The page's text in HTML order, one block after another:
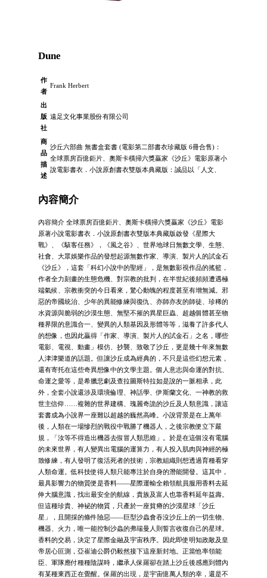
Dune
作
者
Frank Herbert
出
版
社
遠足文化事業股份有限公司
商
品
描
述
沙丘六部曲 無書盒套書 (電影第二部書衣珍藏版 6冊合售)：
全球票房百億鉅片、奧斯卡橫掃六獎贏家《沙丘》電影原著小
說電影書衣．小說原創書衣雙版本典藏版：誠品以「人文、
內容簡介
內容簡介 全球票房百億鉅片、奧斯卡橫掃六獎贏家《沙丘》電影
原著小說電影書衣．小說原創書衣雙版本典藏版啟發《星際大
戰》、《駭客任務》，《風之谷》、世界地球日無數文學、生態、
社會、大眾娛樂作品的發想起源無數作家、導演、製片人的試金石
《沙丘》，這套「科幻小說中的聖經」，是無數影視作品的搖籃，
作者全力刻畫的生態危機、對宗教的批判，在半世紀後頻頻遭遇極
端氣候、宗教衝突的今日看來，驚心動魄的程度甚至有增無減。邪
惡的帝國統治、少年的異能修練與復仇、亦師亦友的師徒、珍稀的
水資源與脆弱的沙漠生態、無堅不摧的異星巨蟲、超越個體甚至物
種界限的意識合一、變異的人類基因及形體等等，滋養了許多代人
的想像，也因此贏得「作家、導演、製片人的試金石」之名，哪些
電影、電視、動畫」模仿、抄襲、致敬了沙丘，更是幾十年來無數
人津津樂道的話題。但讓沙丘成為經典的，不只是這些幻想元素，
還有寄托在這些奇異想像中的文學主題。個人意志與命運的對抗、
命運之愛等，是希臘悲劇及查拉圖斯特拉如是說的一脈相承，此
外，全套小說還涉及環境倫理、神話學、伊斯蘭文化、一神教的救
世主信仰……複雜的世界建構、瑰麗奇詭的沙丘及人類意識，讓這
套書成為小說界一座難以超越的巍然高峰。小說背景是在上萬年
後，人類在一場慘烈的戰役中戰勝了機器人，之後宗教便立下嚴
規，「汝等不得造出機器去假冒人類思維」。於是在這個沒有電腦
的未來世界，有人變異出電腦的運算力，有人投入肌肉與神經的極
致修練，有人發明了復活死者的技術，宗教組織則想透過育種看穿
人類命運。低科技使得人類只能專注於自身的潛能開發。這其中，
最具影響力的物質便是香料——星際運輸全賴領航員服用香料去延
伸大腦意識，找出最安全的航線，貴族及富人也靠香料延年益壽。
但這種珍貴、神袐的物質，只產於一座貧瘠的沙漠星球「沙丘
星」，且開採的條件險惡——巨型沙蟲會吞沒沙丘上的一切生物、
機器、火力，唯一能控制沙蟲的弗瑞曼人則誓言收復自己的星球。
香料的交易，決定了星際金融及宇宙秩序。因此即使明知政敵及皇
帝居心叵測，亞崔迪公爵仍毅然接下這座新封地。正當他率領能
臣、軍隊應付種種陰謀時，繼承人保羅卻在踏上沙丘後感應到體內
有某種東西正在覺醒。保羅的出現，是宇宙億萬人類的幸，還是不